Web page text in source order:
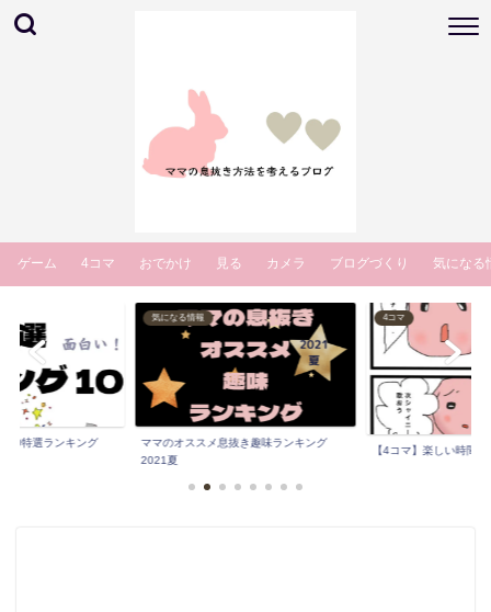
ゲーム 4コマ おでかけ 見る カメラ ブログづくり 気になる
10特選ランキング
気になる情報
ママのオススメ息抜き趣味ランキング
2021夏
4コマ
【4コマ】楽しい時間